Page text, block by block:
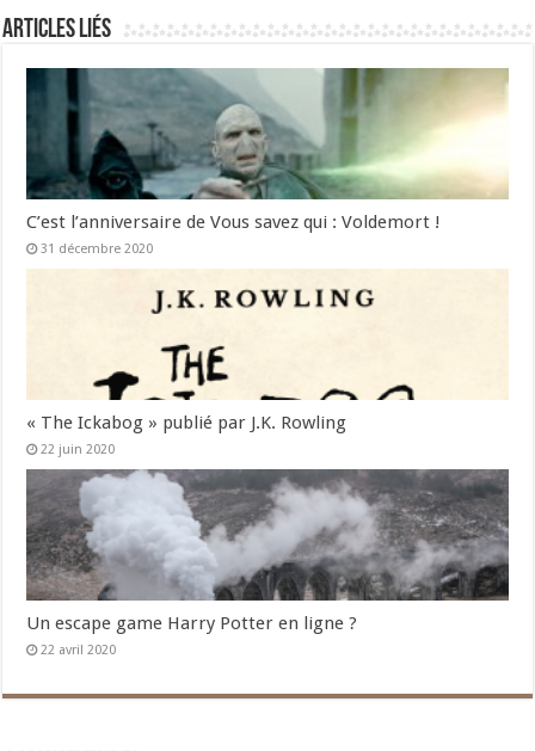
Articles liés
C’est l’anniversaire de Vous savez qui : Voldemort !
31 décembre 2020
« The Ickabog » publié par J.K. Rowling
22 juin 2020
Un escape game Harry Potter en ligne ?
22 avril 2020